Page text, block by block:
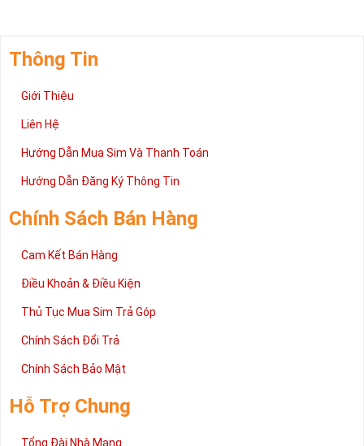
Thông Tin
Giới Thiệu
Liên Hệ
Hướng Dẫn Mua Sim Và Thanh Toán
Hướng Dẫn Đăng Ký Thông Tin
Chính Sách Bán Hàng
Cam Kết Bán Hàng
Điều Khoản & Điều Kiện
Thủ Tục Mua Sim Trả Góp
Chính Sách Đổi Trả
Chính Sách Bảo Mật
Hỗ Trợ Chung
Tổng Đài Nhà Mạng